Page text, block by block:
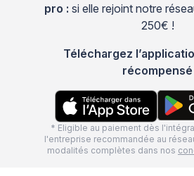
pro : si elle rejoint notre
250€ !
Téléchargez
récompensé
* Eligible au paiement dès
l'entreprise recommandée au
modalités complètes dans nos